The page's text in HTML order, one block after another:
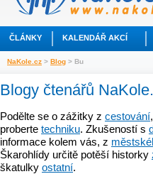
ČLÁNKY KALENDÁŘ AKCÍ
NaKole.cz > Blog > Bu
Blogy čtenářů
Podělte se o zážitky z cestování
proberte techniku. Zkušeností s
informace kolem vás, z
Škarohlídy určitě potěší historky
škatulky ostatní.